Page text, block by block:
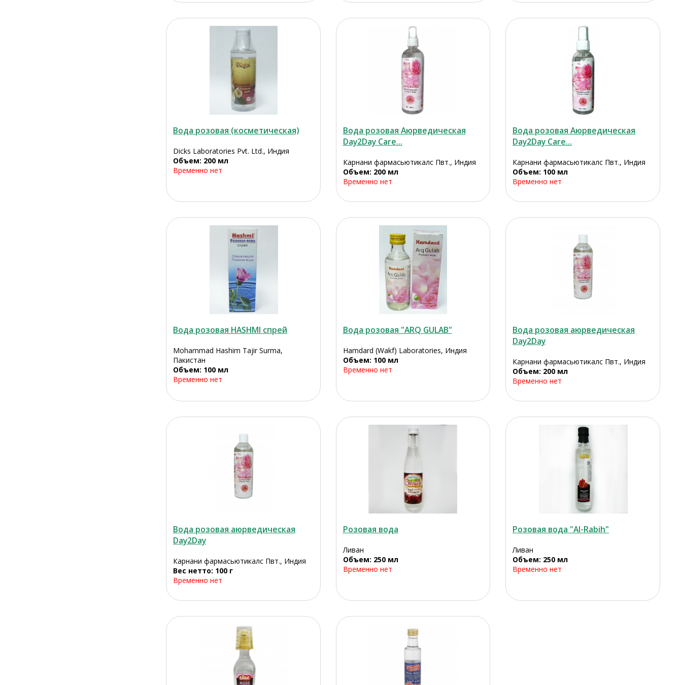
Вода розовая (косметическая)
Dicks Laboratories Pvt. Ltd., Индия
Объем: 200 мл
Временно нет
Вода розовая Аюрведическая
Day2Day Care...
Карнани фармасьютикалс Пвт., Индия
Объем: 200 мл
Временно нет
Вода розовая Аюрведическая
Day2Day Care...
Карнани фармасьютикалс Пвт., Индия
Объем: 100 мл
Временно нет
Вода розовая HASHMI спрей
Mohammad Hashim Tajir Surma,
Пакистан
Объем: 100 мл
Временно нет
Вода розовая "ARQ GULAB"
Hamdard (Wakf) Laboratories, Индия
Объем: 100 мл
Временно нет
Вода розовая аюрведическая
Day2Day
Карнани фармасьютикалс Пвт., Индия
Объем: 200 мл
Временно нет
Вода розовая аюрведическая
Day2Day
Карнани фармасьютикалс Пвт., Индия
Вес нетто: 100 г
Временно нет
Розовая вода
Ливан
Объем: 250 мл
Временно нет
Розовая вода "Al-Rabih"
Ливан
Объем: 250 мл
Временно нет